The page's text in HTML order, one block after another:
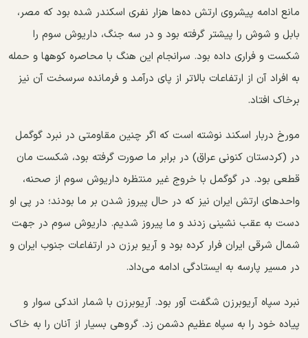
مانع ادامه پیشروی ارتش ده‌ها هزار نفری اسکندر شده بود که مصر،
بابل و شوش را پیشتر گرفته بود و در سه جنگ، داریوش سوم را
شکست و فراری داده بود. سرانجام این هنگ با محاصره کوهها و حمله
به افراد آن از ارتفاعات بالاتر از پای درآمد و فرمانده سرسخت آن نیز
برخاک افتاد.
مورخ دربار اسكند نوشته است که اگر چنین مقاومتی در نبرد گوگمل
در (كردستان کنونی عراق) در برابر ما صورت گرفته بود، شکست مان
قطعی بود. در گوگمل با خروج غیر منتظره داریوش سوم از صحنه،
واحدهای ارتش ایران نیز که در حال پیروز شدن بر ما بودند؛ در پی او
دست به عقب نشینی زدند و ما پیروز شدیم. داریوش سوم در جهت
شمال شرقی ایران فرار کرده بود و آریو برزن در ارتفاعات جنوب ایران و
در مسیر پارسه به ایستادگی ادامه می‌داد.
نبرد سپاه آریوبرزن شگفت آور بود. آریوبرزن با شمار اندکی سوار و
پیاده خود را به سپاه عظیم دشمن زد. گروهی بسیار از آنان را به خاک